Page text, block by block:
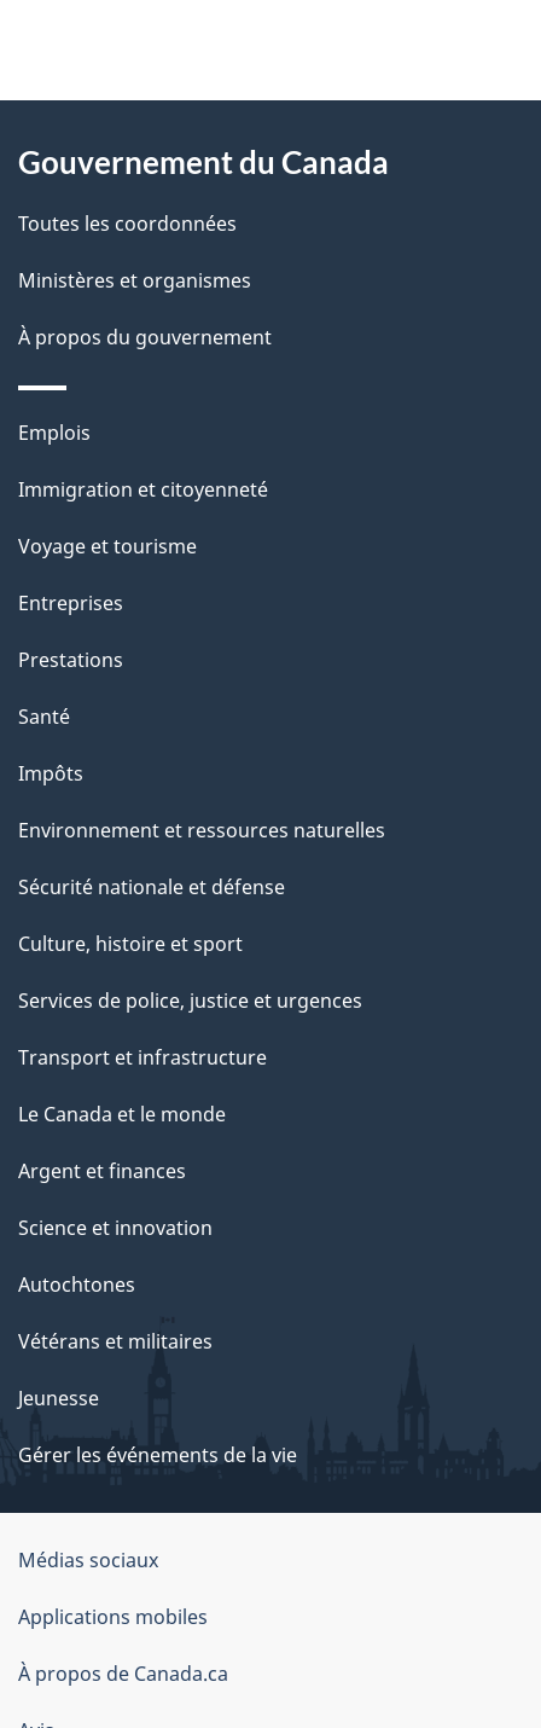
D
t
a
l
s
l
a
a
g
"
propos
ce
site
Gouvernement du Canada
Toutes les coordonnées
Ministères et organismes
À propos du gouvernement
Thèmes
sujets
Emplois
Immigration et citoyenneté
Voyage et tourisme
Entreprises
Prestations
Santé
Impôts
Environnement et ressources naturelles
Sécurité nationale et défense
Culture, histoire et sport
Services de police, justice et urgences
Transport et infrastructure
Le Canada et le monde
Argent et finances
Science et innovation
Autochtones
Vétérans et militaires
Jeunesse
Gérer les événements de la vie
Organisation
du
gouvernement
du
Canada
Médias sociaux
Applications mobiles
À propos de Canada.ca